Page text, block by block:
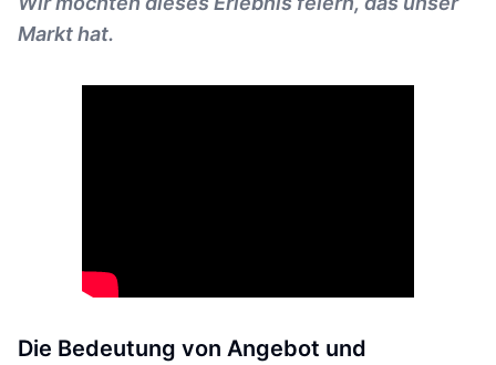
Markt hat.
Die Bedeutung von Angebot und